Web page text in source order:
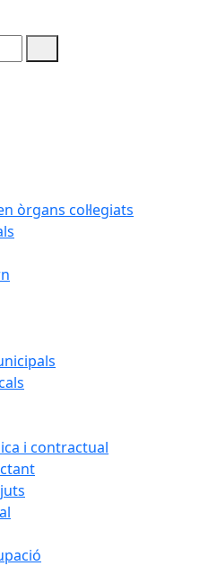
òrgans col·legiats
i contractual